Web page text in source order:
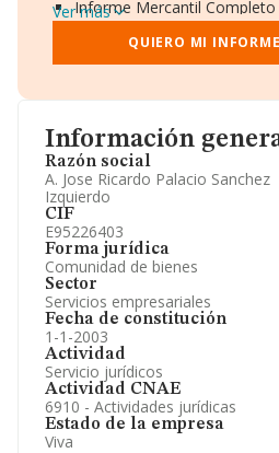
Información
Razón social
A. Jose Ricardo Palacio Sanchez
Izquierdo
CIF
E95226403
Forma jurídica
Comunidad de bienes
Sector
Servicios empresariales
Fecha de constitución
1-1-2003
Actividad
Servicio jurídicos
Actividad CNAE
6910 - Actividades jurídicas
Estado de la empresa
Viva
Informe Mercantil Completo
Gráficos de Evolución
Consejo de Administración
Directivos y Ejecutivos.
Información oficial y
Ver más
QUIERO MI